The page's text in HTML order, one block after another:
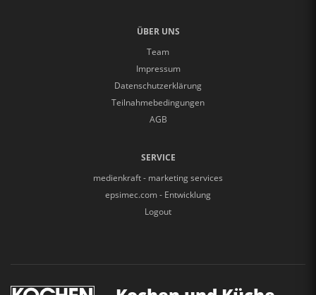
ÜBER UNS
Team
Impressum
Datenschutzerklärung
Teilnahmebedingungen
AGB
SERVICE
medienkraft - marketing services
epsimec.com - Entwicklung
Logout